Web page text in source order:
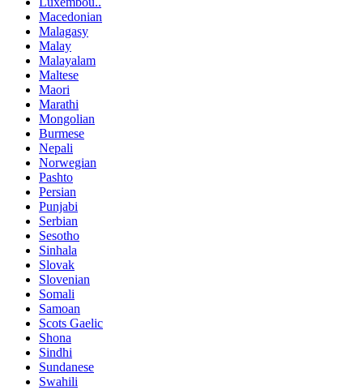
Macedonian
Malagasy
Malay
Malayalam
Maltese
Maori
Marathi
Mongolian
Burmese
Nepali
Norwegian
Pashto
Persian
Punjabi
Serbian
Sesotho
Sinhala
Slovak
Slovenian
Somali
Samoan
Scots Gaelic
Shona
Sindhi
Sundanese
Swahili